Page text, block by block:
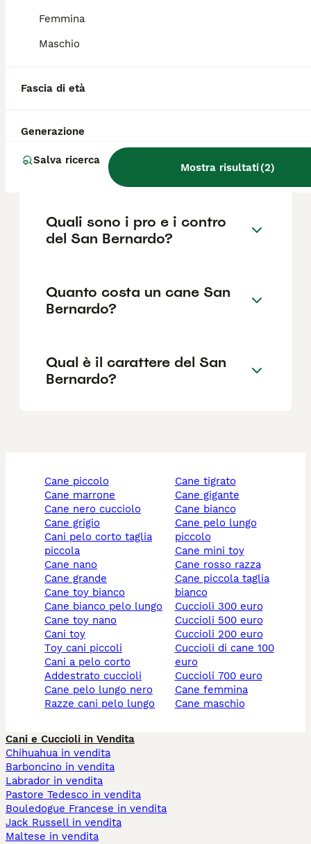
Femmina
Maschio
Fascia di età
Generazione
Salva ricerca
Mostra risultati(2)
FAQ
bambini?
gentile, amichevole e affettuosa, e
soprattutto con i bambini. Sono molto fedeli
e apprezzano la compagnia della famiglia.
Quali sono i pro e i contro
del San Bernardo?
Quanto costa un cane San
Bernardo?
Qual è il carattere del San
Bernardo?
cane piccolo
cane marrone
cane nero cucciolo
cane grigio
cani pelo corto taglia
piccola
cane nano
cane grande
cane toy bianco
cane bianco pelo lungo
cane toy nano
cani toy
toy cani piccoli
cani a pelo corto
addestrato cuccioli
cane pelo lungo nero
razze cani pelo lungo
cane tigrato
cane gigante
cane bianco
cane pelo lungo
piccolo
cane mini toy
cane rosso razza
cane piccola taglia
bianco
cuccioli 300 euro
cuccioli 500 euro
cuccioli 200 euro
cuccioli di cane 100
euro
cuccioli 700 euro
cane femmina
cane maschio
Cani e Cuccioli in Vendita
Chihuahua in vendita
Barboncino in vendita
Labrador in vendita
Pastore Tedesco in vendita
Bouledogue Francese in vendita
Jack Russell in vendita
Maltese in vendita